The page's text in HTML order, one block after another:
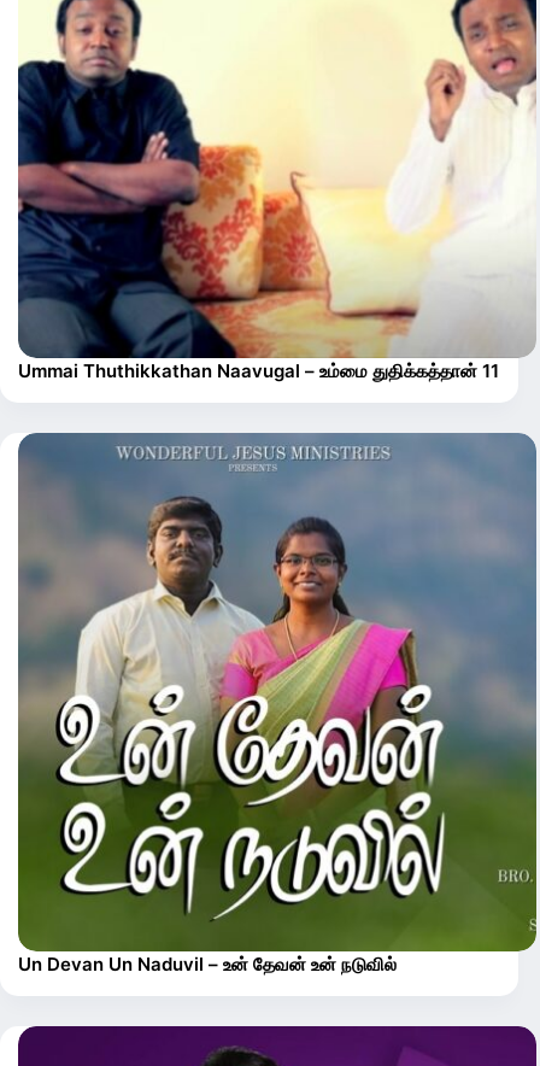
Ummai Thuthikkathan Naavugal – உம்மை துதிக்கத்தான் 11
Un Devan Un Naduvil – உன் தேவன் உன் நடுவில்